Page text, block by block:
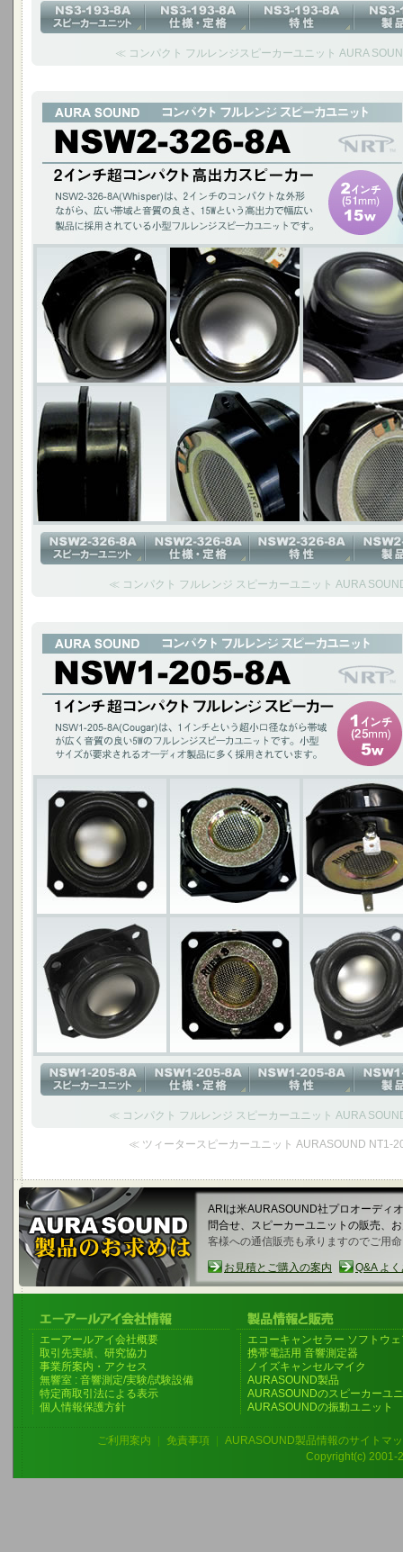
≪ コンパクト フルレンジスピーカーユニット AURA
2インチ超コンパクト 高出力スピーカー
NSW2-326-8A(Whisper)は、2インチのコンパクトな外形ながら、広い帯域
幅広い製品に採用されている小型フルレンジスピーカユニットです。
2インチ(51mm)15W / チタニウムコーン
≪ コンパクト フルレンジ スピーカーユニット AURA
1インチ超コンパクト フルレンジ スピーカー
NSW1-205-8A(Cougar)は、1インチという超小口径ながら帯域が広く音質
ットです。 小型サイズが要求されるオーディオ製品に多く採用されていま
1インチ(25mm)5W / チタニウムコーン
≪ コンパクト フルレンジ スピーカーユニット AURA
≪ ツィータースピーカーユニット AURASOUND NT1-
ARIは米AURASOUND社プロオーディ
問合せ、スピーカーユニットの販売、
客様への通信販売も承りますのでご用
お見積とご購入の案内 Q&A よ
エーアールアイ会社概要
取引先実績、研究協力
事業所案内・アクセス
無響室 : 音響測定/実験/試験設備
特定商取引法による表示
個人情報保護方針
エコーキャンセラー ソフトウ
携帯電話用 音響測定器
ノイズキャンセルマイク
AURASOUND製品
AURASOUNDのスピーカーユ
AURASOUNDの振動ユニット
ご利用案内 免責事項
AURASOUND製品情報のサイトマ
Copyright(c) 2001-